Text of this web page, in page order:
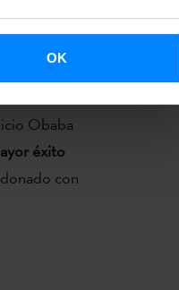
OK
, y ya se
Obaba
éxito
con